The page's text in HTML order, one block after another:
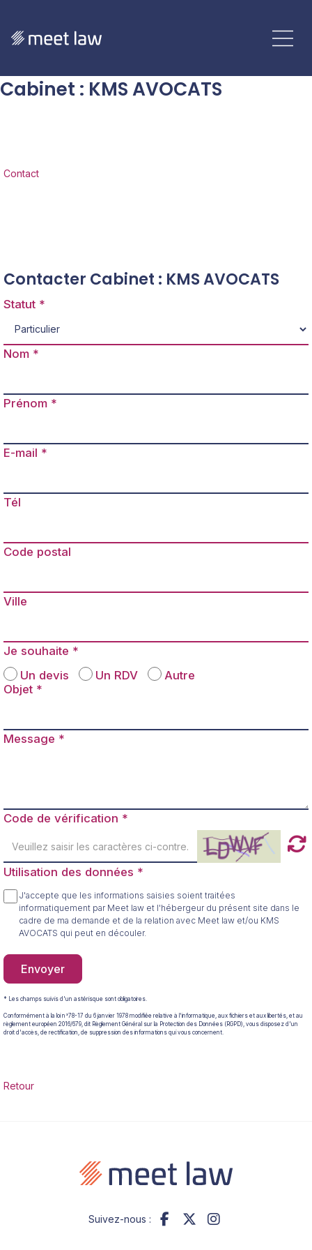
Cabinet : KMS AVOCATS
Contact
Contacter Cabinet : KMS AVOCATS
Statut
Nom
Prénom
E-mail
Tél
Code postal
Ville
Je souhaite
Un devis
Un RDV
Autre
Objet
Message
Code de vérification
Utilisation des données
J'accepte que les informations saisies soient traitées
informatiquement par Meet law et l'hébergeur du présent site dans le
cadre de ma demande et de la relation avec Meet law et/ou KMS
AVOCATS qui peut en découler.
Envoyer
* Les champs suivis d'un astérisque sont obligatoires.
Conformément à la loi n°78-17 du 6 janvier 1978 modifiée relative à l'informatique, aux fichiers et aux libertés, et au
règlement européen 2016/679, dit Règlement Général sur la Protection des Données (RGPD), vous disposez d'un
droit d'accès, de rectification, de suppression des informations qui vous concernent.
Retour
Suivez-nous :